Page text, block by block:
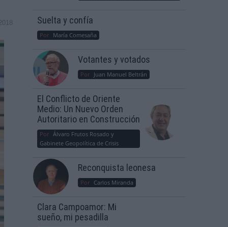
Suelta y confía
Por María Comesaña
Votantes y votados
Por Juan Manuel Beltrán
El Conflicto de Oriente
Medio: Un Nuevo Orden
Autoritario en Construcción
Por Álvaro Frutos Rosado y
Gabinete Geopolítica de Crisis
Reconquista leonesa
Por Carlos Miranda
Clara Campoamor: Mi
sueño, mi pesadilla